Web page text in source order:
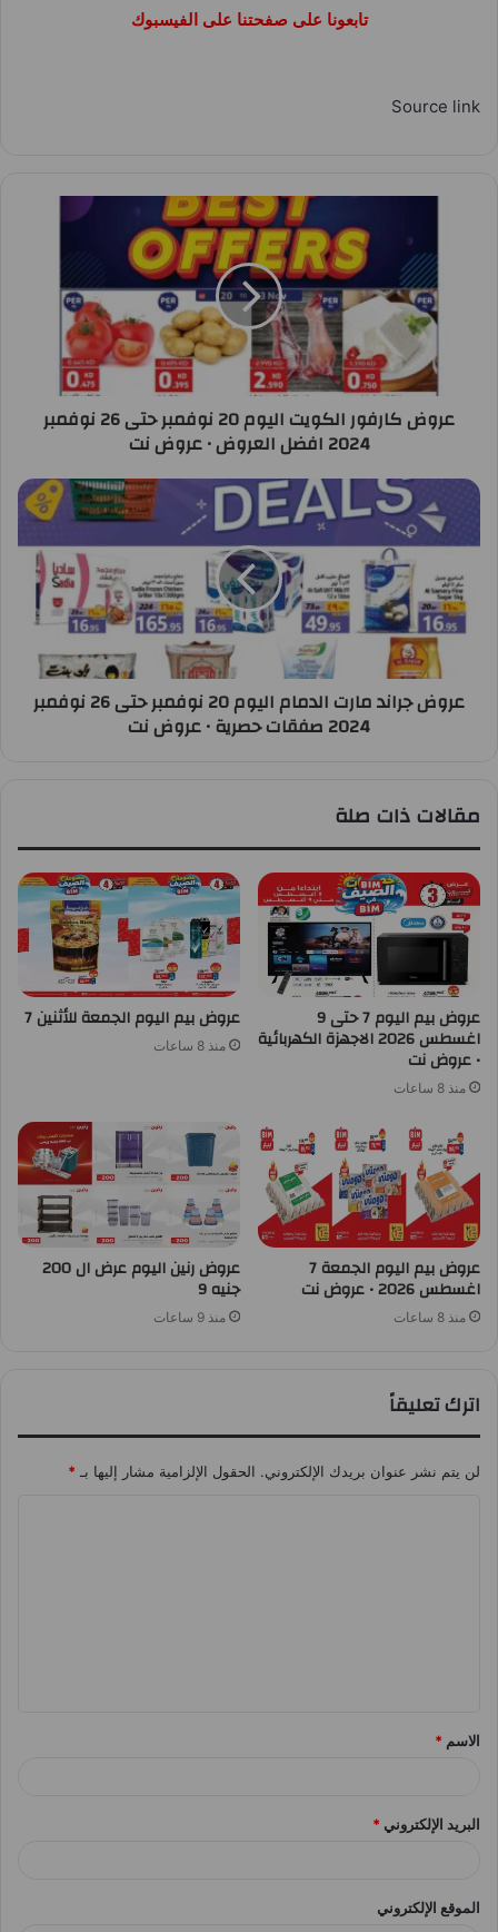
تابعونا على صفحتنا على الفيسبوك
Source link
عروض كارفور الكويت اليوم 20 نوفمبر حتى 26 نوفمبر
2024 افضل العروض • عروض نت
عروض جراند مارت الدمام اليوم 20 نوفمبر حتى 26 نوفمبر
2024 صفقات حصرية • عروض نت
مقالات ذات صلة
عروض بيم اليوم 7 حتى 9
اغسطس 2026 الاجهزة الكهربائية
• عروض نت
منذ 8 ساعات
عروض بيم اليوم الجمعة للأثنين 7
منذ 8 ساعات
عروض بيم اليوم الجمعة 7
اغسطس 2026 • عروض نت
منذ 8 ساعات
عروض رنين اليوم عرض ال 200
جنيه 9
منذ 9 ساعات
اترك تعليقاً
لن يتم نشر عنوان بريدك الإلكتروني. الحقول الإلزامية مشار إليها بـ *
*
الاسم *
البريد الإلكتروني *
الموقع الإلكتروني